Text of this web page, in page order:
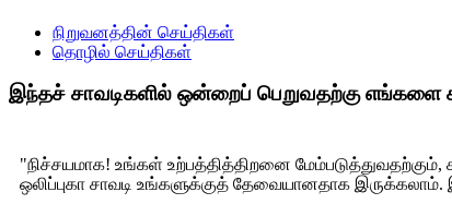
நிறுவனத்தின் செய்திகள்
தொழில் செய்திகள்
இந்தச் சாவடிகளில் ஒன்றைப் பெறுவதற்கு
"நிச்சயமாக! உங்கள் உற்பத்தித்திறனை
ஒலிப்புகா சாவடி உங்களுக்குத் தேவையானதாக